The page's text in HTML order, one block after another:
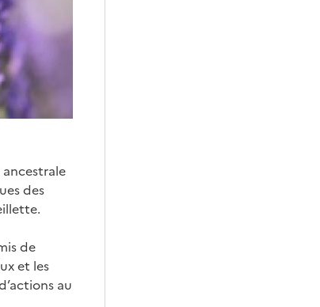
des
de
et les
au